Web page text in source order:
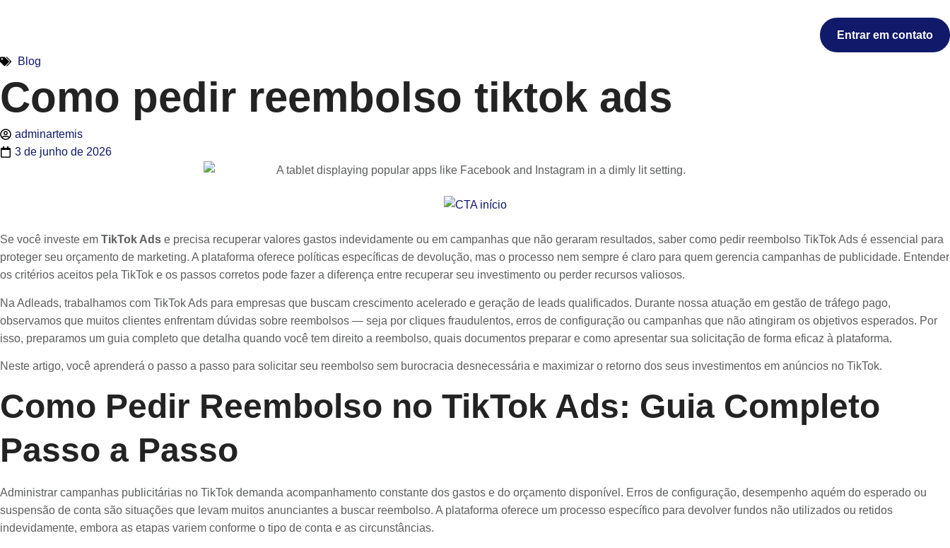
Entrar em contato
Blog
Como pedir reembolso tiktok ads
adminartemis
3 de junho de 2026
Se você investe em TikTok Ads e precisa recuperar valores gastos indevidamente ou em campanhas que não geraram resultados, saber como pedir reembolso TikTok Ads é essencial para
proteger seu orçamento de marketing. A plataforma oferece políticas específicas de devolução, mas o processo nem sempre é claro para quem gerencia campanhas de publicidade. Entender
os critérios aceitos pela TikTok e os passos corretos pode fazer a diferença entre recuperar seu investimento ou perder recursos valiosos.
Na Adleads, trabalhamos com TikTok Ads para empresas que buscam crescimento acelerado e geração de leads qualificados. Durante nossa atuação em gestão de tráfego pago,
observamos que muitos clientes enfrentam dúvidas sobre reembolsos — seja por cliques fraudulentos, erros de configuração ou campanhas que não atingiram os objetivos esperados. Por
isso, preparamos um guia completo que detalha quando você tem direito a reembolso, quais documentos preparar e como apresentar sua solicitação de forma eficaz à plataforma.
Neste artigo, você aprenderá o passo a passo para solicitar seu reembolso sem burocracia desnecessária e maximizar o retorno dos seus investimentos em anúncios no TikTok.
Como Pedir Reembolso no TikTok Ads: Guia Completo
Passo a Passo
Administrar campanhas publicitárias no TikTok demanda acompanhamento constante dos gastos e do orçamento disponível. Erros de configuração, desempenho aquém do esperado ou
suspensão de conta são situações que levam muitos anunciantes a buscar reembolso. A plataforma oferece um processo específico para devolver fundos não utilizados ou retidos
indevidamente, embora as etapas variem conforme o tipo de conta e as circunstâncias.